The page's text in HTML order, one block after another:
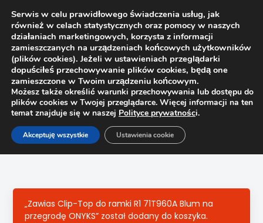
Strona główna Sklep
Zawiasy
Zawias Clip-Top z szerokim kątem otwarcia 170° Blum
„Zawias Clip-Top do ramki R1 71T960A Blum na
przegrodę ONYKS” został dodany do koszyka.
Serwis w celu prawidłowego świadczenia usług, jak
również w celach statystycznych oraz pomocy w naszych
działaniach marketingowych, korzysta z informacji
zamieszczanych na urządzeniach końcowych użytkowników
(plików cookies). Jeżeli w ustawieniach przeglądarki
dopuściłeś przechowywanie plików cookies, będą one
zamieszczone w Twoim urządzeniu końcowym.
Możesz także określić warunki przechowywania lub dostępu do
plików cookies w Twojej przeglądarce. Więcej informacji na ten
temat znajduje się w naszej Polityce prywatności.
Akceptuję wszystkie Ustawienia cookie